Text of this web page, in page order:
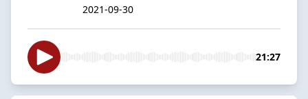
2021-09-30
21:27